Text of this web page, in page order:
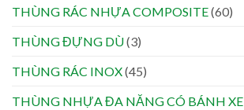
THÙNG RÁC NHỰA COMPOSITE(60)
THÙNG ĐỰNG DÙ(3)
THÙNG RÁC INOX(45)
THÙNG NHỰA ĐA NĂNG CÓ BÁNH XE